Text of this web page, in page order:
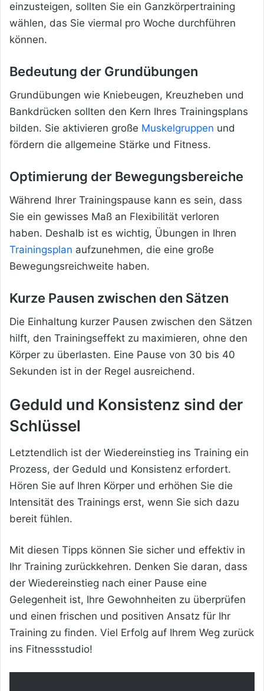
einzusteigen, sollten Sie ein Ganzkörpertraining
wählen, das Sie viermal pro Woche durchführen
können.
Bedeutung der Grundübungen
Grundübungen wie Kniebeugen, Kreuzheben und
Bankdrücken sollten den Kern Ihres Trainingsplans
bilden. Sie aktivieren große Muskelgruppen und
fördern die allgemeine Stärke und Fitness.
Optimierung der Bewegungsbereiche
Während Ihrer Trainingspause kann es sein, dass
Sie ein gewisses Maß an Flexibilität verloren
haben. Deshalb ist es wichtig, Übungen in Ihren
Trainingsplan aufzunehmen, die eine große
Bewegungsreichweite haben.
Kurze Pausen zwischen den Sätzen
Die Einhaltung kurzer Pausen zwischen den Sätzen
hilft, den Trainingseffekt zu maximieren, ohne den
Körper zu überlasten. Eine Pause von 30 bis 40
Sekunden ist in der Regel ausreichend.
Geduld und Konsistenz sind der
Schlüssel
Letztendlich ist der Wiedereinstieg ins Training ein
Prozess, der Geduld und Konsistenz erfordert.
Hören Sie auf Ihren Körper und erhöhen Sie die
Intensität des Trainings erst, wenn Sie sich dazu
bereit fühlen.
Mit diesen Tipps können Sie sicher und effektiv in
Ihr Training zurückkehren. Denken Sie daran, dass
der Wiedereinstieg nach einer Pause eine
Gelegenheit ist, Ihre Gewohnheiten zu überprüfen
und einen frischen und positiven Ansatz für Ihr
Training zu finden. Viel Erfolg auf Ihrem Weg zurück
ins Fitnessstudio!